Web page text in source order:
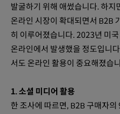
발굴하기 위해 애썼습니다. 하
온라인 시장이 확대되면서 B2B
히 이루어졌습니다. 2023년 미
온라인에서 발생했을 정도입니
서도 온라인 활용이 중요해졌습
1. 소셜 미디어 활용
한 조사에 따르면, B2B 구매자